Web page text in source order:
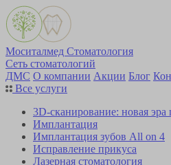
Моситалмед Стоматология
Сеть стоматологий
ДМС О компании Акции Блог
Все услуги
3D-сканирование: новая
Имплантация
Имплантация зубов All on 4
Исправление прикуса
Лазерная стоматология